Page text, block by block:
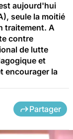
aujourd'hui
seule la moitié
traitement. A
contre
de lutte
et
encourager la
Partager